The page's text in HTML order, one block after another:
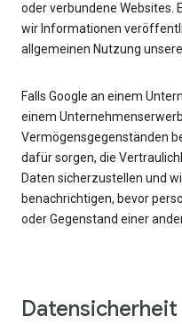
oder verbundene Websites.
wir Informationen
allgemeinen Nutzung
Falls Google an einem
einem
Vermögensgegenständen
dafür sorgen, die
Daten sicherzustellen und
benachrichtigen, bevor
oder Gegenstand einer
Datensicherheit